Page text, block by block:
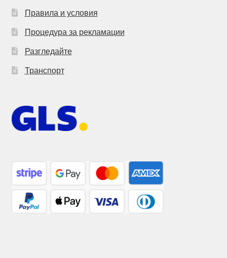
Правила и условия
Процедура за рекламации
Разгледайте
Транспорт